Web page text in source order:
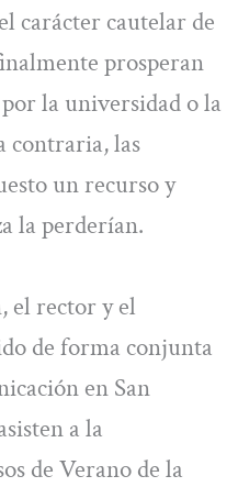
carácter cautelar de
prosperan
la universidad o la
contraria, las
un recurso y
la perderían.
el rector y el
de forma conjunta
en San
a la
de Verano de la